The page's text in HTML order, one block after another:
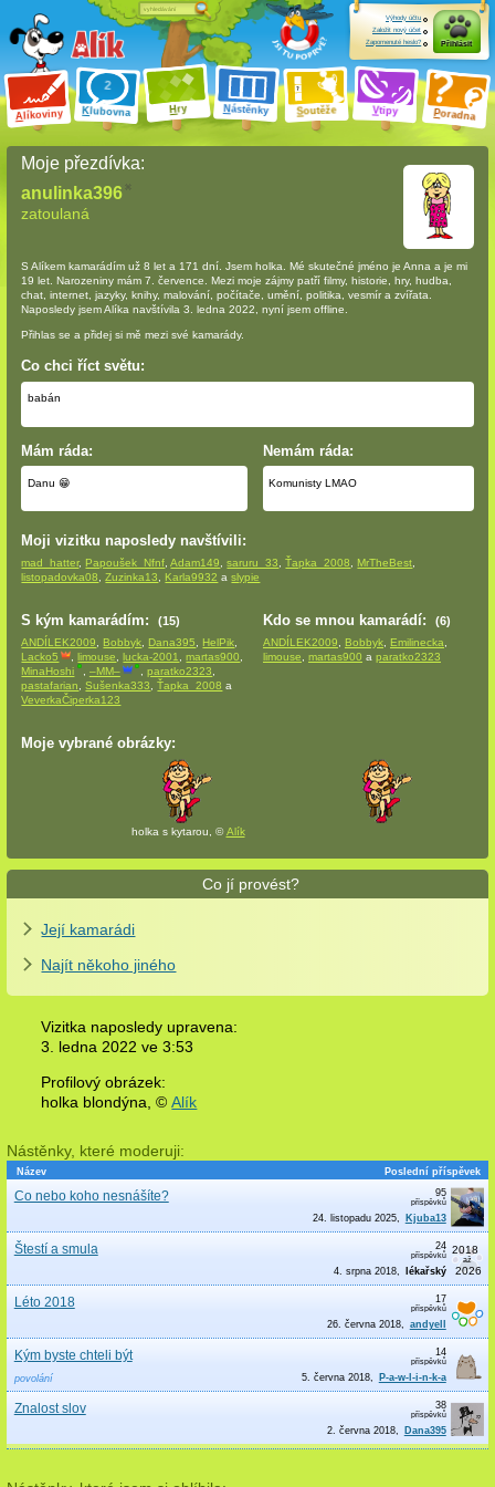
Alíkoviny Klubovna Hry Nástěnky Soutěže Vtipy Poradna
Výhody účtu
Založit nový účet
Zapomenuté heslo?
Přihlásit
Moje přezdívka:
anulinka396
zatoulaná
S Alíkem kamarádímuž 8 let a 171 dní . Jsem holka. Mé skutečné jméno je Anna a je mi
19 let. Narozeniny mám 7. července. Mezi moje zájmy patří filmy, historie, hry, hudba,
chat, internet, jazyky, knihy, malování, počítače, umění, politika, vesmír a zvířata.
Naposledy jsem Alíka navštívila 3. ledna 2022, nyní jsem offline.
Přihlas se a přidej si mě mezi své kamarády.
Co chci říct světu:
babán
Mám ráda:
Danu 😁
Nemám ráda:
Komunisty LMAO
Moji vizitku naposledy navštívili:
mad_hatter, Papoušek_Nfnf ,Adam149 ,saruru_33 ,Ťapka_2008 MrTheBest
listopadovka08
,Zuzinka13 Karla9932 aslypie
S kým kamarádím:(15)
ANDÍLEK2009 Bobbyk Dana395 HelPik
Lacko5
,limouse ,lucka-2001 ,martas900
MinaHoshi
–MM– ,paratko2323
pastafarian
,Sušenka333 ,Ťapka_2008 a
VeverkaČiperka123
Kdo se mnou kamarádí: (6)
ANDÍLEK2009 Bobbyk Emilinecka
limouse
martas900 a paratko2323
Moje vybrané obrázky:
holka s kytarou, ©Alík
Co jí provést?
Její kamarádi
Najít někoho jiného
Vizitka naposledy upravena:
3. ledna 2022 ve3:53
Profilový obrázek:
holka blondýna,©Alík
Nástěnky, které moderuji:
Název Poslední příspěvek
Co nebo koho nesnášíte? 95
Kjuba13
24. listopadu 2025
Štestí a smula 24
lékařský
4. srpna 2018
Léto 2018 17
andyell
26. června 2018
povolání
Kým byste chteli být 14
P-a-w-l-i-n-k-a
5. června 2018
Znalost slov 38
Dana395
2. června 2018